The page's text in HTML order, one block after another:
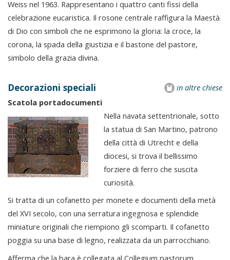
Weiss nel 1963. Rappresentano i quattro canti fissi della
celebrazione eucaristica. Il rosone centrale raffigura la Maestà
di Dio con simboli che ne esprimono la gloria: la croce, la
corona, la spada della giustizia e il bastone del pastore,
simbolo della grazia divina.
in altre chiese
Decorazioni speciali
Scatola portadocumenti
Nella navata settentrionale, sotto
la statua di San Martino, patrono
della città di Utrecht e della
diocesi, si trova il bellissimo
forziere di ferro che suscita
curiosità.
Si tratta di un cofanetto per monete e documenti della metà
del XVI secolo, con una serratura ingegnosa e splendide
miniature originali che riempiono gli scomparti. Il cofanetto
poggia su una base di legno, realizzata da un parrocchiano.
Afferma che la bara è collegata al Collegium pastorum